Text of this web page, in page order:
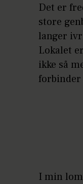
Det er
store
langer
Lokalet
ikke så
forbinder
I min